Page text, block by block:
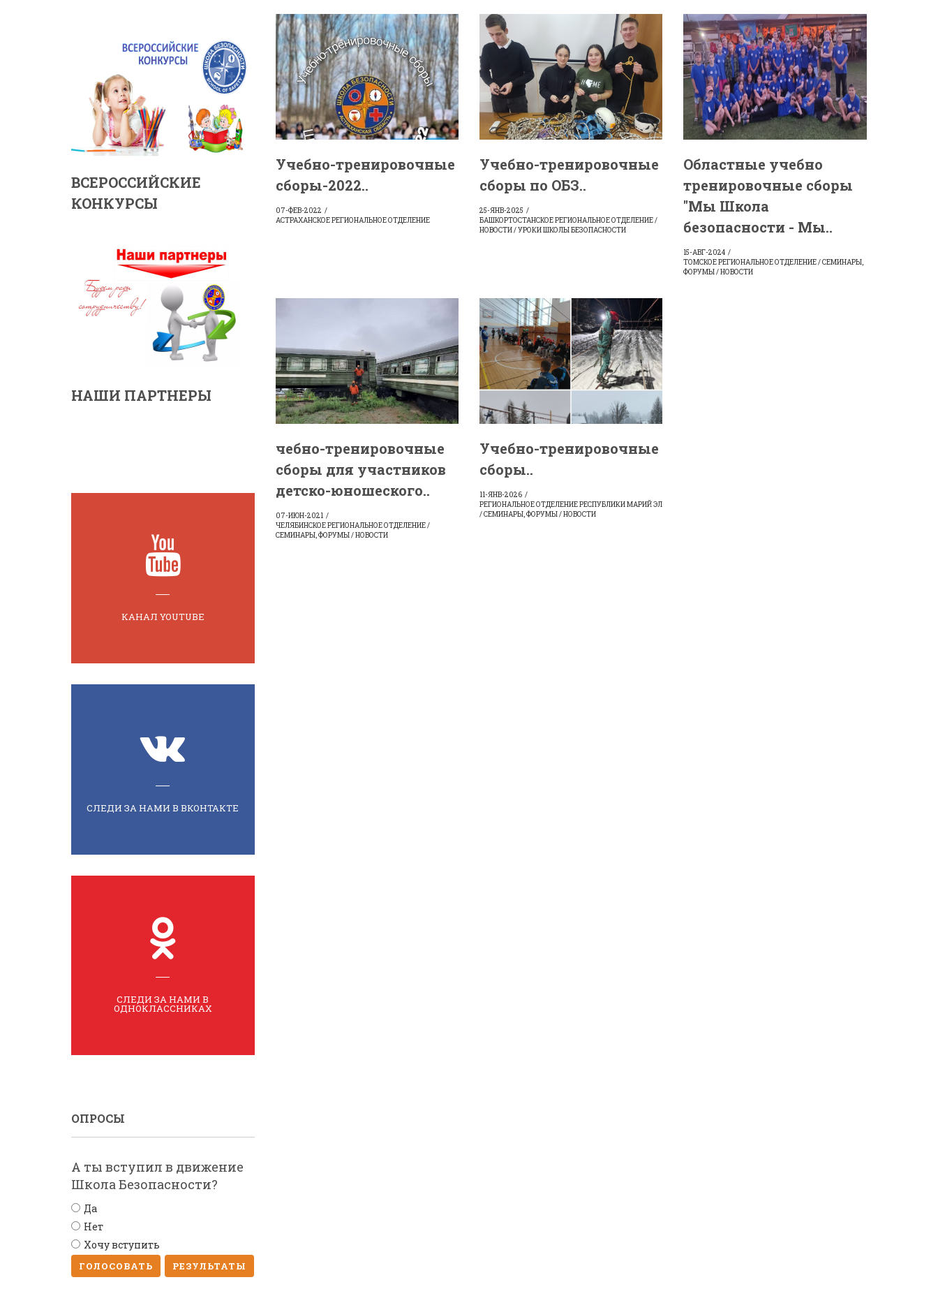
Учебно-тренировочные
сборы-2022..
07-ФЕВ-2022
АСТРАХАНСКОЕ РЕГИОНАЛЬНОЕ ОТДЕЛЕНИЕ
Учебно-тренировочные
сборы по ОБЗ..
25-ЯНВ-2025
БАШКОРТОСТАНСКОЕ РЕГИОНАЛЬНОЕ ОТДЕЛЕНИЕ /
НОВОСТИ / УРОКИ ШКОЛЫ БЕЗОПАСНОСТИ
Областные учебно
тренировочные сборы
"Мы Школа
безопасности - Мы..
15-АВГ-2024
ТОМСКОЕ РЕГИОНАЛЬНОЕ ОТДЕЛЕНИЕ / СЕМИНАРЫ,
ФОРУМЫ / НОВОСТИ
чебно-тренировочные
сборы для участников
детско-юношеского..
07-ИЮН-2021
ЧЕЛЯБИНСКОЕ РЕГИОНАЛЬНОЕ ОТДЕЛЕНИЕ /
СЕМИНАРЫ, ФОРУМЫ / НОВОСТИ
Учебно-тренировочные
сборы..
11-ЯНВ-2026
РЕГИОНАЛЬНОЕ ОТДЕЛЕНИЕ РЕСПУБЛИКИ МАРИЙ ЭЛ
/ СЕМИНАРЫ, ФОРУМЫ / НОВОСТИ
ВСЕРОССИЙСКИЕ
КОНКУРСЫ
НАШИ ПАРТНЕРЫ
КАНАЛ YOUTUBE
СЛЕДИ ЗА НАМИ В ВКОНТАКТЕ
СЛЕДИ ЗА НАМИ В
ОДНОКЛАССНИКАХ
ОПРОСЫ
А ты вступил в движение
Школа Безопасности?
Да
Нет
Хочу вступить
ГОЛОСОВАТЬ РЕЗУЛЬТАТЫ